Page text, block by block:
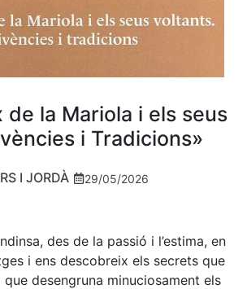
de la Mariola i els seus
i Tradicions»
I JORDÀ 29/05/2026
des de la passió i l’estima, en
i ens descobreix els secrets que
que desengruna minuciosament els